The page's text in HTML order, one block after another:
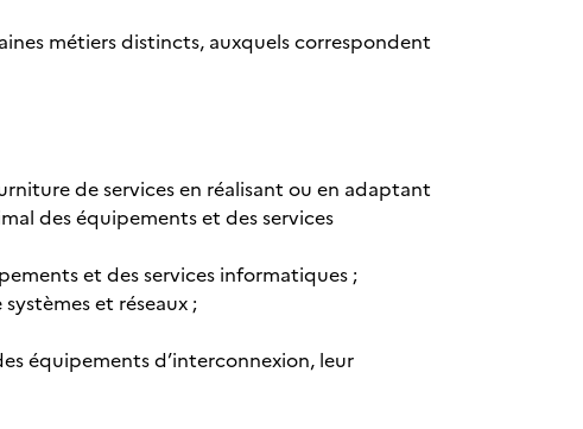
métiers distincts, auxquels correspondent
de services en réalisant ou en adaptant
des équipements et des services
et des services informatiques ;
et réseaux ;
équipements d’interconnexion, leur